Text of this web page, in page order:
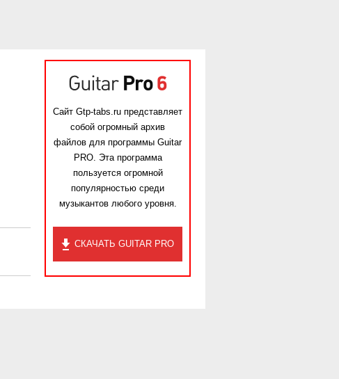
Сайт Gtp-tabs.ru представляет
собой огромный архив
файлов для программы Guitar
PRO. Эта программа
пользуется огромной
популярностью среди
музыкантов любого уровня.
СКАЧАТЬ GUITAR PRO